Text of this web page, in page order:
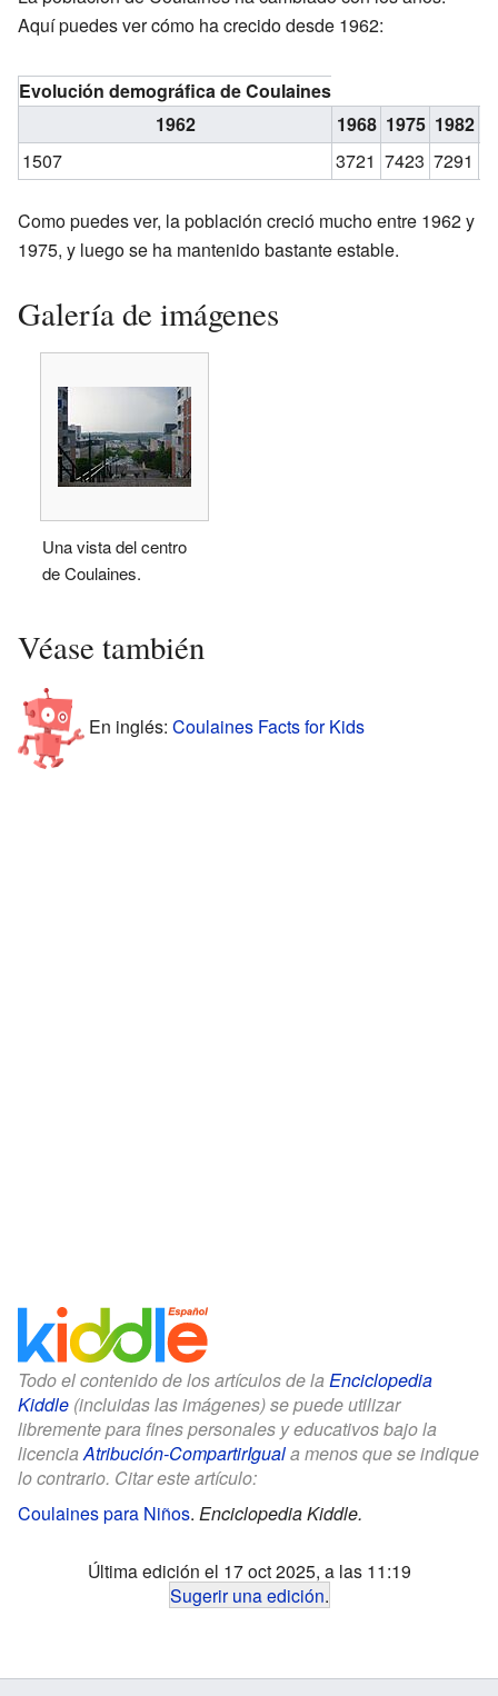
Aquí puedes ver cómo ha crecido desde 1962:
Evolución demográfica de Coulaines
1962
1968 1975 1982
1507
3721 7423 7291
Como puedes ver, la población creció mucho entre 1962 y
1975, y luego se ha mantenido bastante estable.
Galería de imágenes
Una vista del centro
de Coulaines.
Véase también
En inglés: Coulaines Facts for Kids
Todo el contenido de los artículos de la Enciclopedia
Kiddle (incluidas las imágenes) se puede utilizar
libremente para fines personales y educativos bajo la
licenciaAtribución-CompartirIguala menos que se indique
lo contrario. Citar este artículo:
Coulaines para Niños. Enciclopedia Kiddle.
Última edición el 17 oct 2025, a las 11:19
Sugerir una edición.